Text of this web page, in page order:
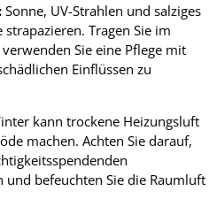
Sonne, UV-Strahlen und salziges
Tragen Sie im
Sie eine Pflege mit
Einflüssen zu
kann trockene Heizungsluft
machen. Achten Sie darauf,
befeuchten Sie die Raumluft